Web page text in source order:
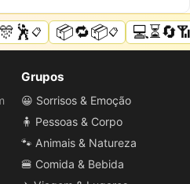
📋 📦🔁📦📋
Grupos
😀 Sorrisos & Emoção
🧍 Pessoas & Corpo
🐾 Animais & Natureza
🍔 Comida & Bebida